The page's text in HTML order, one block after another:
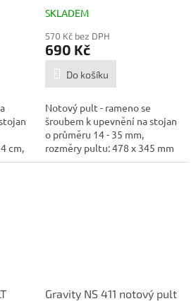
cm,
SKLADEM
570 Kč bez DPH
690 Kč
Do košíku
Notový pult - rameno se
šroubem k upevnění na stojan
o průměru 14 - 35 mm,
rozměry pultu: 478 x 345 mm
Stagg...
Gravity NS 411 notový pult